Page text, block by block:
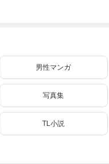
ま
男性マンガ
写真集
TL小説